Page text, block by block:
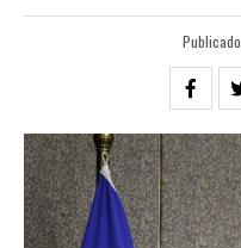
Publicado